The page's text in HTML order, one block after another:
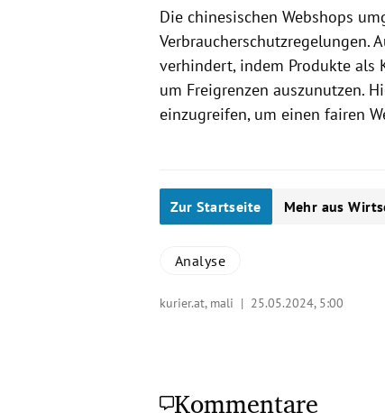
Die chinesischen Webshops
Verbraucherschutzregelungen.
verhindert, indem Produkte als
um Freigrenzen auszunutzen.
einzugreifen, um einen fairen
Zur Startseite Mehr aus
Analyse
kurier.at, mali | 25.05.2024, 5:00
Kommentare